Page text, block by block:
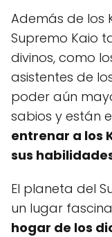
Además de los
Supremo Kaio
divinos, como
asistentes de
poder aún
sabios y están
entrenar a los
sus
El planeta del
un lugar
hogar de los